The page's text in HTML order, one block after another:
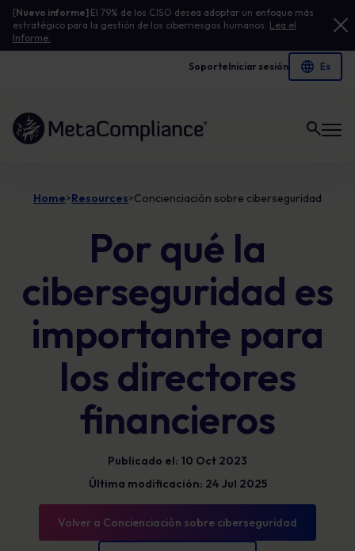
[Nuevo informe] El 79% de los CISO desea adoptar un enfoque más
estratégico para la gestión de los ciberriesgos humanos. Lea el
Informe.
SoporteIniciar sesión
Enlace a la página de inicio
Home>Resources>Concienciación sobre ciberseguridad
Por qué la
ciberseguridad es
importante para
los directores
financieros
Publicado el: 10 Oct 2023
Última modificación: 24 Jul 2025
Volver a Concienciación sobre ciberseguridad